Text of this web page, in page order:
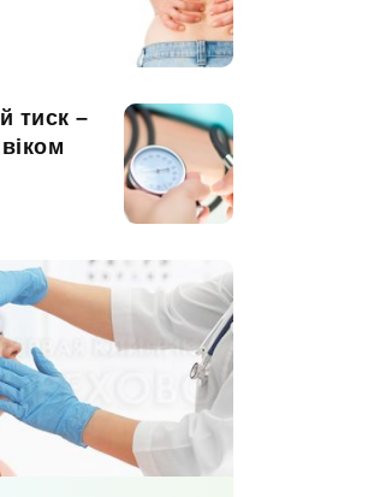
тиск –